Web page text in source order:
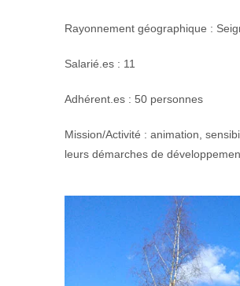
Rayonnement géographique :
Salarié.es : 11
Adhérent.es : 50 personnes
Mission/Activité : animation,
leurs démarches de